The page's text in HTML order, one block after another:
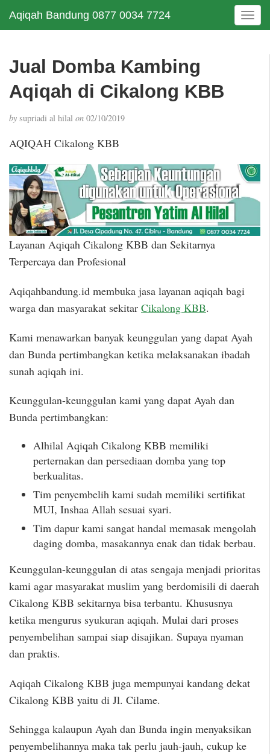
Aqiqah Bandung 0877 0034 7724
T
o
a
t
Jual Domba Kambing
Aqiqah di Cikalong KBB
by supriadi al hilal on 02/10/2019
AQIQAH Cikalong KBB
Layanan Aqiqah Cikalong KBB dan Sekitarnya
Terpercaya dan Profesional
Aqiqahbandung.id membuka jasa layanan aqiqah bagi
warga dan masyarakat sekitar Cikalong KBB.
Kami menawarkan banyak keunggulan yang dapat Ayah
dan Bunda pertimbangkan ketika melaksanakan ibadah
sunah aqiqah ini.
Keunggulan-keunggulan kami yang dapat Ayah dan
Bunda pertimbangkan:
Alhilal Aqiqah Cikalong KBB memiliki
perternakan dan persediaan domba yang top
berkualitas.
Tim penyembelih kami sudah memiliki sertifikat
MUI, Inshaa Allah sesuai syari.
Tim dapur kami sangat handal memasak mengolah
daging domba, masakannya enak dan tidak berbau.
Keunggulan-keunggulan di atas sengaja menjadi prioritas
kami agar masyarakat muslim yang berdomisili di daerah
Cikalong KBB sekitarnya bisa terbantu. Khususnya
ketika mengurus syukuran aqiqah. Mulai dari proses
penyembelihan sampai siap disajikan. Supaya nyaman
dan praktis.
Aqiqah Cikalong KBB juga mempunyai kandang dekat
Cikalong KBB yaitu di Jl. Cilame.
Sehingga kalaupun Ayah dan Bunda ingin menyaksikan
penyembelihannya maka tak perlu jauh-jauh, cukup ke